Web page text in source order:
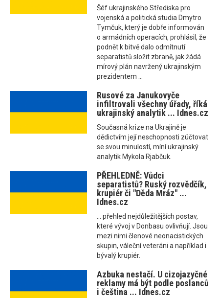
Šéf ukrajinského Střediska pro
vojenská a politická studia Dmytro
Tymčuk, který je dobře informován
o armádních operacích, prohlásil, že
podnět k bitvě dalo odmítnutí
separatistů složit zbraně, jak žádá
mírový plán navržený ukrajinským
prezidentem ...
Rusové za Janukovyče
infiltrovali všechny úřady, říká
ukrajinský analytik ... Idnes.cz
Současná krize na Ukrajině je
dědictvím její neschopnosti zúčtovat
se svou minulostí, míní ukrajinský
analytik Mykola Rjabčuk.
PŘEHLEDNĚ: Vůdci
separatistů? Ruský rozvědčík,
krupiér či "Děda Mráz" ...
Idnes.cz
... přehled nejdůležitějších postav,
které vývoj v Donbasu ovlivňují. Jsou
mezi nimi členové neonacistických
skupin, váleční veteráni a například i
bývalý krupiér.
Azbuka nestačí. U cizojazyčné
reklamy má být podle poslanců
i čeština ... Idnes.cz